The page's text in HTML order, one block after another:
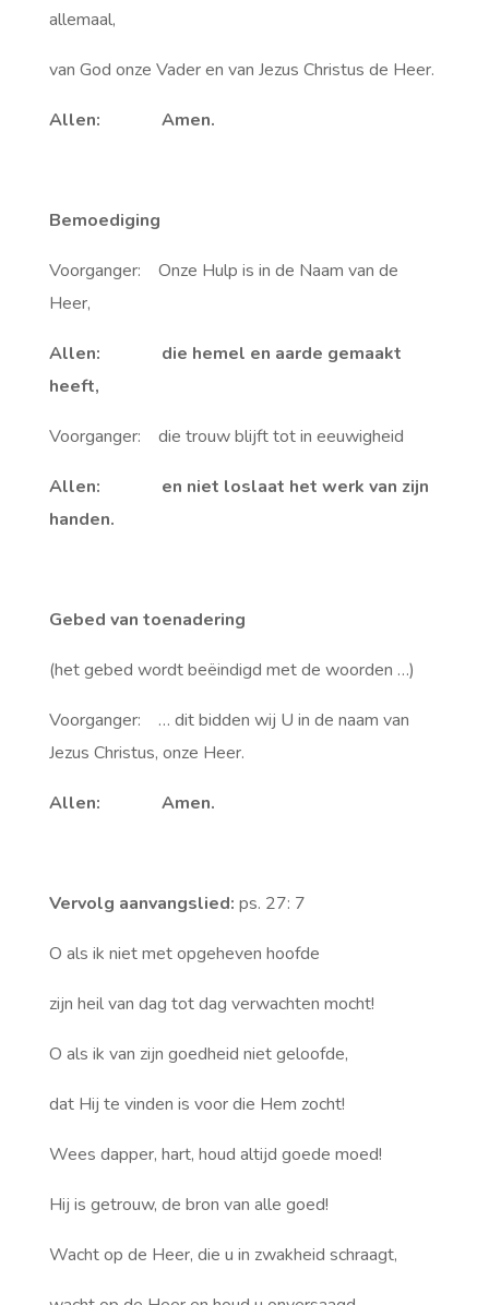
allemaal,
van God onze Vader en van Jezus Christus de Heer.
Allen: Amen.
Bemoediging
Voorganger: Onze Hulp is in de Naam van de
Heer,
Allen: die hemel en aarde gemaakt
heeft,
Voorganger: die trouw blijft tot in eeuwigheid
Allen: en niet loslaat het werk van zijn
handen.
Gebed van toenadering
(het gebed wordt beëindigd met de woorden …)
Voorganger: … dit bidden wij U in de naam van
Jezus Christus, onze Heer.
Allen: Amen.
Vervolg aanvangslied: ps. 27: 7
O als ik niet met opgeheven hoofde
zijn heil van dag tot dag verwachten mocht!
O als ik van zijn goedheid niet geloofde,
dat Hij te vinden is voor die Hem zocht!
Wees dapper, hart, houd altijd goede moed!
Hij is getrouw, de bron van alle goed!
Wacht op de Heer, die u in zwakheid schraagt,